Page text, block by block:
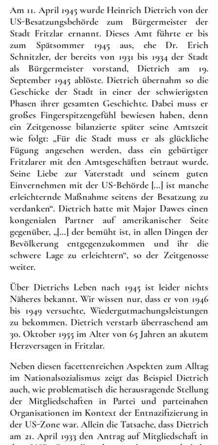
Am 11. April 1945 wurde Heinrich Dietrich von der
US-Besatzungsbehörde zum Bürgermeister der
Stadt Fritzlar ernannt. Dieses Amt führte er bis
zum Spätsommer 1945 aus, ehe Dr. Erich
Schnitzler, der bereits von 1931 bis 1934 der Stadt
als Bürgermeister vorstand, Dietrich am 19.
September 1945 ablöste. Dietrich übernahm so die
Geschicke der Stadt in einer der schwierigsten
Phasen ihrer gesamten Geschichte. Dabei muss er
großes Fingerspitzengefühl bewiesen haben, denn
ein Zeitgenosse bilanzierte später seine Amtszeit
wie folgt: „Für die Stadt muss er als glückliche
Fügung angesehen werden, dass ein gebürtiger
Fritzlarer mit den Amtsgeschäften betraut wurde.
Seine Liebe zur Vaterstadt und seinem guten
Einvernehmen mit der US-Behörde […] ist manche
erleichternde Maßnahme seitens der Besatzung zu
verdanken“. Dietrich hatte mit Major Dawes einen
kongenialen Partner auf amerikanischer Seite
gegenüber, „[…] der bemüht ist, in allen Dingen der
Bevölkerung entgegenzukommen und ihr die
schwere Lage zu erleichtern“, so der Zeitgenosse
weiter.
Über Dietrichs Leben nach 1945 ist leider nichts
Näheres bekannt. Wir wissen nur, dass er von 1946
bis 1949 versuchte, Wiedergutmachungsleistungen
zu bekommen. Dietrich verstarb überraschend am
30. Oktober 1955 im Alter von 65 Jahren an akutem
Herzversagen in Fritzlar.
Neben diesen facettenreichen Aspekten zum Alltag
im Nationalsozialismus zeigt das Beispiel Dietrich
auch, wie problematisch die herausragende Stellung
der Mitgliedschaften in Partei und parteinahen
Organisationen im Kontext der Entnazifizierung in
der US-Zone war. Allein die Tatsache, dass Dietrich
am 21. April 1933 den Antrag auf Mitgliedschaft in